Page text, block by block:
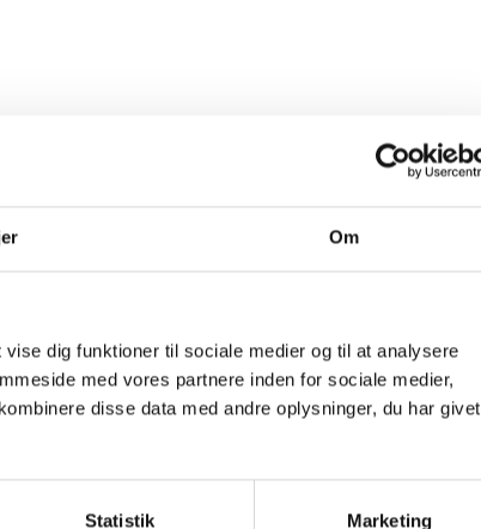
Om
dig funktioner til sociale medier og til at analysere
med vores partnere inden for sociale medier,
disse data med andre oplysninger, du har givet
Statistik Marketing
hos